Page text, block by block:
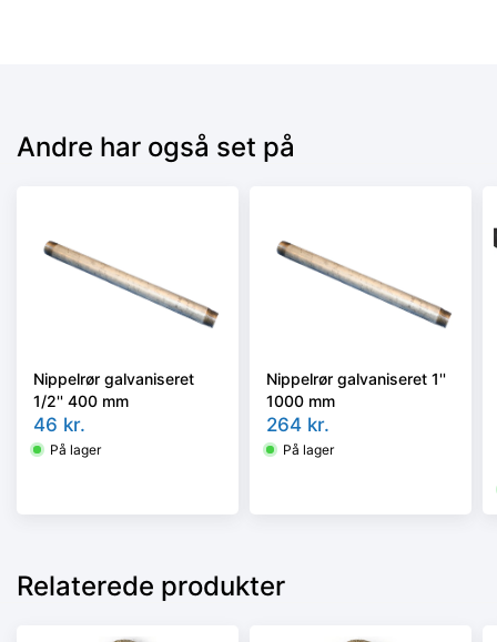
Andre har også set på
Nippelrør galvaniseret
1/2'' 400 mm
46 kr.
På lager
Nippelrør galvaniseret 1''
1000 mm
264 kr.
På lager
Relaterede produkter